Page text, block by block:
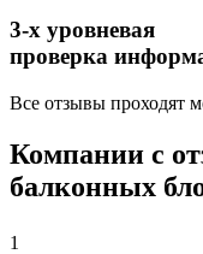
3-х уровневая
проверка
Все отзывы проходят
Компании с
балконных
1